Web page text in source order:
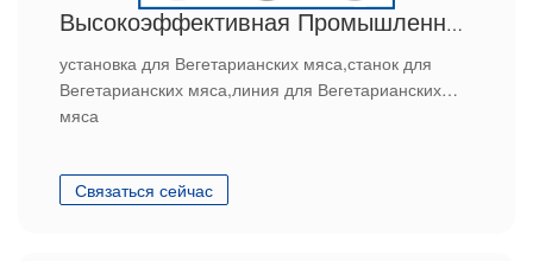
Высокоэффективная Промышленная линия для Вегетарианских мяса
установка для Вегетарианских мяса,станок для
Вегетарианских мяса,линия для Вегетарианских
мяса
Связаться сейчас